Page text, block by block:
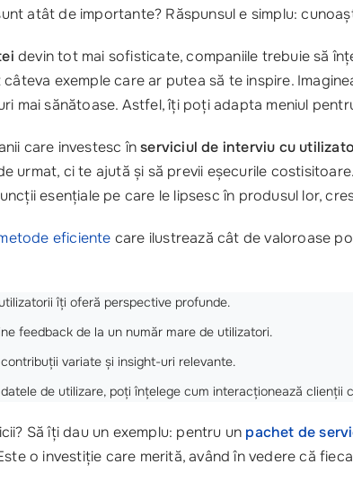
atât de importante? Răspunsul e simplu:
devin tot mai sofisticate, companiile trebuie să
exemple care ar putea să te inspire.
mai sănătoase. Astfel, îți poți adapta meniul
care investesc înserviciul de interviu cu
urmat, ci te ajută și să previi eșecurile
esențiale pe care le lipsesc în produsul lor,
eficiente care ilustrează cât de valoroase
îți oferă perspective profunde.
feedback de la un număr mare de utilizatori.
variate și insight-uri relevante.
de utilizare, poți înțelege cum interacționează clienții
Să îți dau un exemplu: pentru un pachet de
o investiție care merită, având în vedere că